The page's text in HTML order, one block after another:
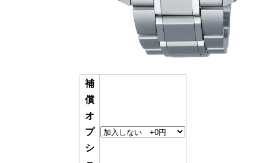
補
償
オ
プ
シ